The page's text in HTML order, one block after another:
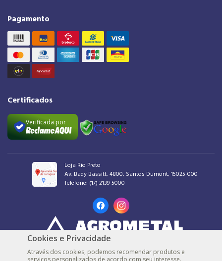
Pagamento
Certificados
Verificada por
Loja Rio Preto
Av. Bady Bassitt, 4800, Santos Dumont, 15025-000
Telefone: (17) 2139-5000
os direitos reservados
Cookies e Privacidade
Através dos cookies, podemos recomendar produtos e
serviços personalizados de acordo com seu interesse.